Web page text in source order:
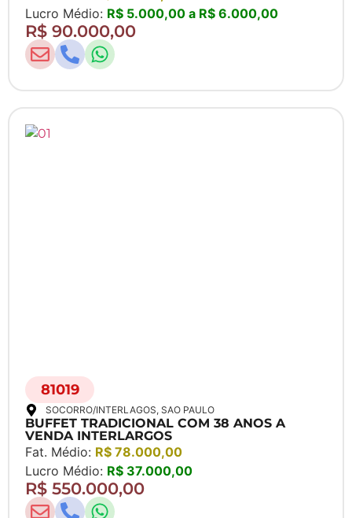
Lucro Médio: R$ 5.000,00 a R$ 6.000,00
R$ 90.000,00
81019
SOCORRO/INTERLAGOS, SAO PAULO
BUFFET TRADICIONAL COM 38 ANOS A
VENDA INTERLARGOS
Fat. Médio: R$ 78.000,00
Lucro Médio: R$ 37.000,00
R$ 550.000,00